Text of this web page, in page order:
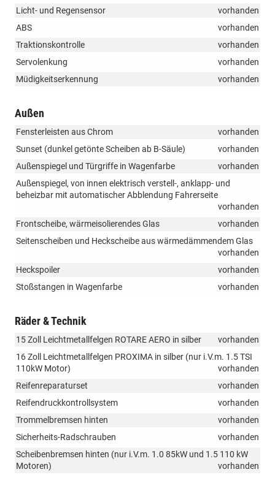
Licht- und Regensensor
vorhanden
ABS
vorhanden
Traktionskontrolle
vorhanden
Servolenkung
vorhanden
Müdigkeitserkennung
vorhanden
Außen
Fensterleisten aus Chrom
vorhanden
Sunset (dunkel getönte Scheiben ab B-Säule)
vorhanden
Außenspiegel und Türgriffe in Wagenfarbe
vorhanden
Außenspiegel, von innen elektrisch verstell-, anklapp- und
beheizbar mit automatischer Abblendung Fahrerseite
vorhanden
Frontscheibe, wärmeisolierendes Glas
vorhanden
Seitenscheiben und Heckscheibe aus wärmedämmendem Glas
vorhanden
Heckspoiler
vorhanden
Stoßstangen in Wagenfarbe
vorhanden
Räder & Technik
15 Zoll Leichtmetallfelgen ROTARE AERO in silber
vorhanden
16 Zoll Leichtmetallfelgen PROXIMA in silber (nur i.V.m. 1.5 TSI
110kW Motor)
vorhanden
Reifenreparaturset
vorhanden
Reifendruckkontrollsystem
vorhanden
Trommelbremsen hinten
vorhanden
Sicherheits-Radschrauben
vorhanden
Scheibenbremsen hinten (nur i.V.m. 1.0 85kW und 1.5 110 kW
Motoren)
vorhanden